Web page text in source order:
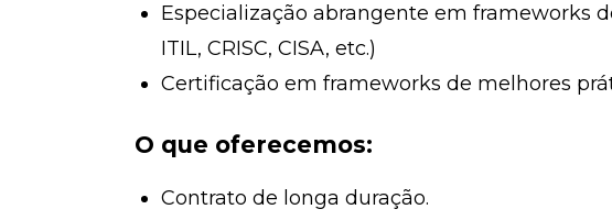
Especialização abrangente em frameworks
ITIL, CRISC, CISA, etc.)
Certificação em frameworks de melhores
O que oferecemos:
Contrato de longa duração.